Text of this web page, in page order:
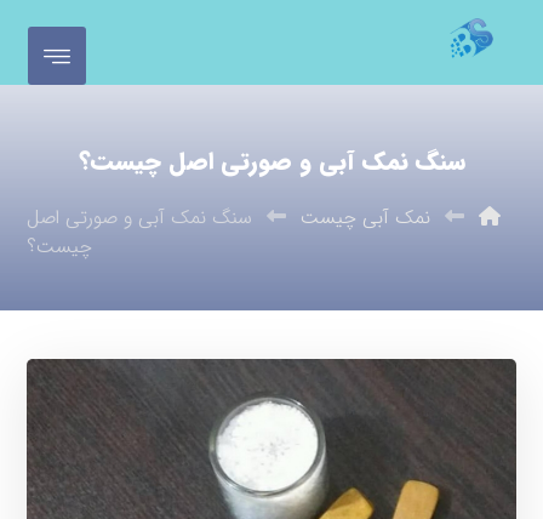
سنگ نمک آبی و صورتی اصل چیست؟
نمک آبی چیست
سنگ نمک آبی و صورتی اصل
چیست؟